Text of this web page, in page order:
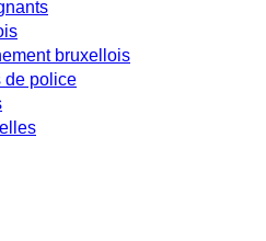
bruxellois
de police